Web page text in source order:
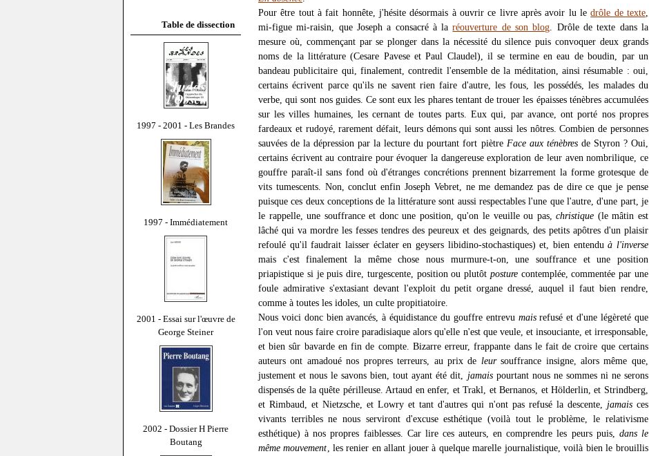
Table de dissection
1997 - 2001 - Les Brandes
1997 - Immédiatement
2001 - Essai sur l'œuvre de
George Steiner
2002 - Dossier H Pierre
Boutang
Pour être tout à fait honnête, j'hésite désormais à ouvrir ce livre après avoir lu ledrôle de texte,
mi-figue mi-raisin, que Joseph a consacré à laréouverture de son blog . Drôle de texte dans la
mesure où, commençant par se plonger dans la nécessité du silence puis convoquer deux grands
noms de la littérature (Cesare Pavese et Paul Claudel), il se termine en eau de boudin, par un
bandeau publicitaire qui, finalement, contredit l'ensemble de la méditation, ainsi résumable : oui,
certains écrivent parce qu'ils ne savent rien faire d'autre, les fous, les possédés, les malades du
verbe, qui sont nos guides. Ce sont eux les phares tentant de trouer les épaisses ténèbres accumulées
sur les villes humaines, les cernant de toutes parts. Eux qui, par avance, ont porté nos propres
fardeaux et rudoyé, rarement défait, leurs démons qui sont aussi les nôtres. Combien de personnes
sauvées de la dépression par la lecture du pourtant fort piètre Face aux ténèbresde Styron ? Oui,
certains écrivent au contraire pour évoquer la dangereuse exploration de leur aven nombrilique, ce
gouffre paraît-il sans fond où d'étranges concrétions prennent bizarrement la forme grotesque de
vits tumescents. Non, conclut enfin Joseph Vebret, ne me demandez pas de dire ce que je pense
puisque ces deux conceptions de la littérature sont aussi respectables l'une que l'autre, d'une part, je
le rappelle, une souffrance et donc une position, qu'on le veuille ou pas,christique (le mâtin est
lâché qui va mordre les fesses tendres des peureux et des geignards, des petits apôtres d'un plaisir
refoulé qu'il faudrait laisser éclater en geysers libidino-stochastiques) et, bien entenduà l'inverse
mais c'est finalement la même chose nous murmure-t-on, une souffrance et une position
priapistique si je puis dire, turgescente, position ou plutôt posturecontemplée, commentée par une
foule admirative s'extasiant devant l'exploit du petit organe dressé, auquel il faut bien rendre,
comme à toutes les idoles, un culte propitiatoire.
Nous voici donc bien avancés, à équidistance du gouffre entrevu maisrefusé et d'une légèreté que
l'on veut nous faire croire paradisiaque alors qu'elle n'est que veule, et insouciante, et irresponsable,
et bien sûr bavarde en fin de compte. Bizarre erreur, frappante dans le fait de croire que certains
auteurs ont amadoué nos propres terreurs, au prix de leursouffrance insigne, alors même que,
justement et nous le savons bien, tout ayant été dit, jamaispourtant nous ne sommes ni ne serons
dispensés de la quête périlleuse. Artaud en enfer, et Trakl, et Bernanos, et Hölderlin, et Strindberg,
et Rimbaud, et Nietzsche, et Lowry et tant d'autres qui n'ont pas refusé la descente, jamaisces
vivants terribles ne nous serviront d'excuse esthétique (voilà tout le problème, le relativisme
esthétique) à nos propres faiblesses. Car lire ces auteurs, en comprendre les peurs puis, dans le
même mouvement , les renier en allant jouer à quelque marelle journalistique, voilà bien le brouillis